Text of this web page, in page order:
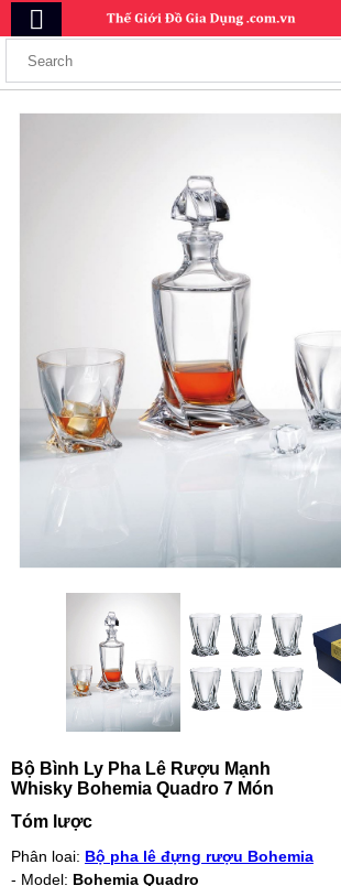
Bộ Bình Ly Pha Lê Rượu Mạnh
Whisky Bohemia Quadro 7 Món
Tóm lược
Phân loai: Bộ pha lê đựng rượu Bohemia
- Model: Bohemia Quadro